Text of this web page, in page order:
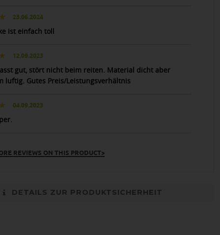
23.06.2024
ist einfach toll
12.09.2023
gut, stört nicht beim reiten. Material dicht aber
luftig. Gutes Preis/Leistungsverhältnis
04.09.2023
REVIEWS ON THIS PRODUCT>
DETAILS ZUR PRODUKTSICHERHEIT